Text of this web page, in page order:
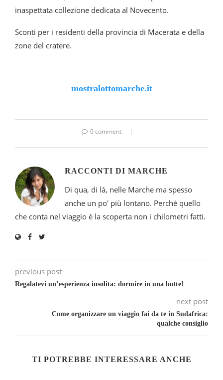
inaspettata collezione dedicata al Novecento.
Sconti per i residenti della provincia di Macerata e della
zone del cratere.
mostralottomarche.it
0 comment
RACCONTI DI MARCHE
Di qua, di là, nelle Marche ma spesso
anche un po' più lontano. Perché quello
che conta nel viaggio è la scoperta non i chilometri fatti.
previous post
Regalatevi un’esperienza insolita: dormire in una botte!
next post
Come organizzare un viaggio fai da te in Sudafrica:
qualche consiglio
TI POTREBBE INTERESSARE ANCHE